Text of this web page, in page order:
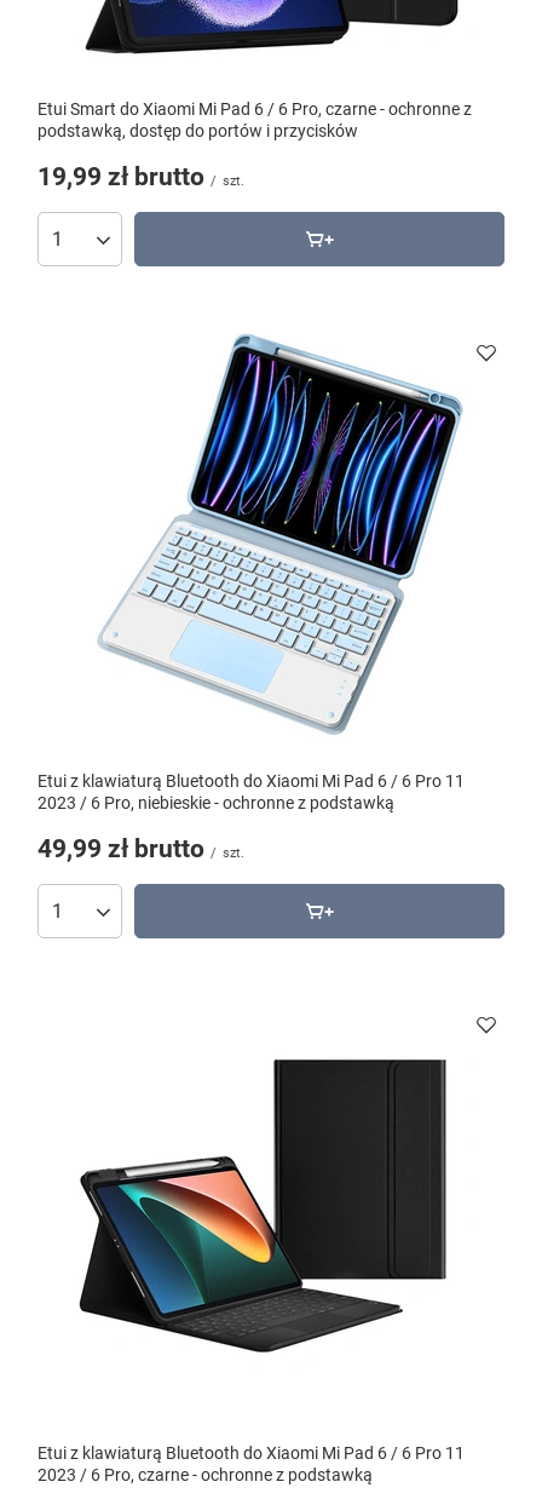
Etui Smart do Xiaomi Mi Pad 6 / 6 Pro, czarne - ochronne z
podstawką, dostęp do portów i przycisków
19,99 zł brutto / szt.
Etui z klawiaturą Bluetooth do Xiaomi Mi Pad 6 / 6 Pro 11
2023 / 6 Pro, niebieskie - ochronne z podstawką
49,99 zł brutto / szt.
Etui z klawiaturą Bluetooth do Xiaomi Mi Pad 6 / 6 Pro 11
2023 / 6 Pro, czarne - ochronne z podstawką